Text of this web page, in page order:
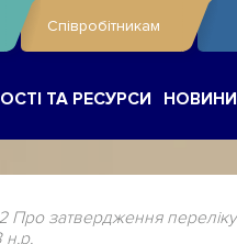
Співробітникам
ТА РЕСУРСИ НОВИНИ
Про затвердження
н.р.